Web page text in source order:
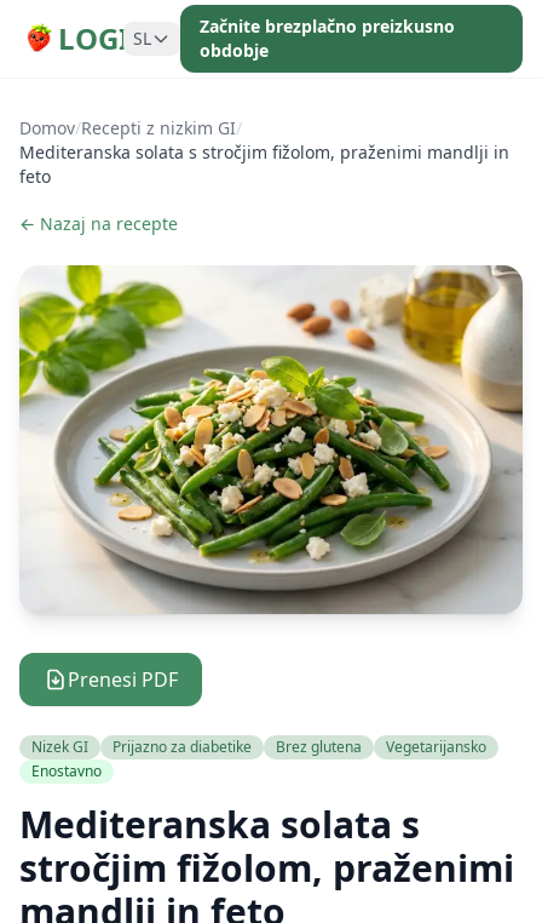
LOGI SL
Začnite brezplačno preizkusno
obdobje
Domov/Recepti z nizkim GI/
Mediteranska solata s stročjim fižolom, praženimi mandlji in
feto
← Nazaj na recepte
Prenesi PDF
Nizek GI Prijazno za diabetike Brez glutena
Vegetarijansko
Enostavno
Mediteranska solata s
stročjim fižolom, praženimi
mandlji in feto